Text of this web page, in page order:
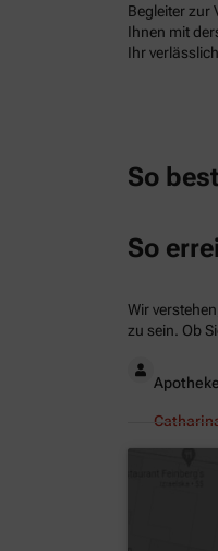
Begleiter zur
Ihnen mit
Ihr
So
So
Wir
zu sein. Ob